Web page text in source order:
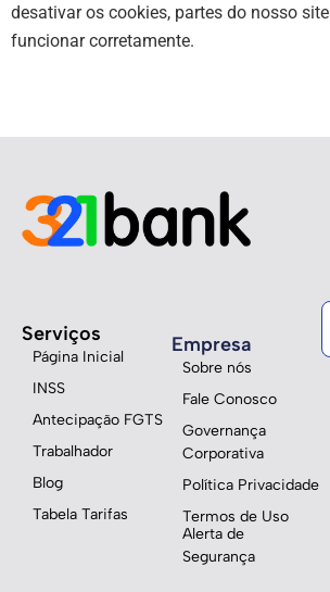
desativar os cookies, partes do nosso
funcionar corretamente.
Serviços
Página Inicial
INSS
Antecipação FGTS
Trabalhador
Blog
Tabela Tarifas
Empresa
Sobre nós
Fale Conosco
Governança
Corporativa
Política Privacidade
Termos de Uso
Alerta de
Segurança